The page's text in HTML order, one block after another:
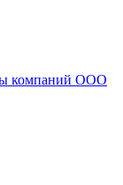
компаний ООО